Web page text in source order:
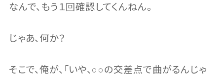
なんで、もう１回確認してくんねん。
じゃあ、何か？
そこで、俺が、「いや、○○の交差点で曲がるんじゃ